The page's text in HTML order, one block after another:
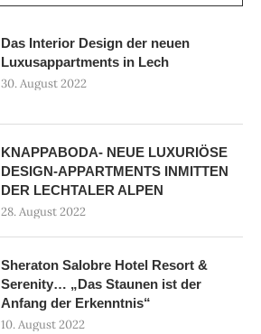
Das Interior Design der neuen
Luxusappartments in Lech
30. August 2022
KNAPPABODA- NEUE LUXURIÖSE
DESIGN-APPARTMENTS INMITTEN
DER LECHTALER ALPEN
28. August 2022
Sheraton Salobre Hotel Resort &
Serenity… „Das Staunen ist der
Anfang der Erkenntnis“
10. August 2022